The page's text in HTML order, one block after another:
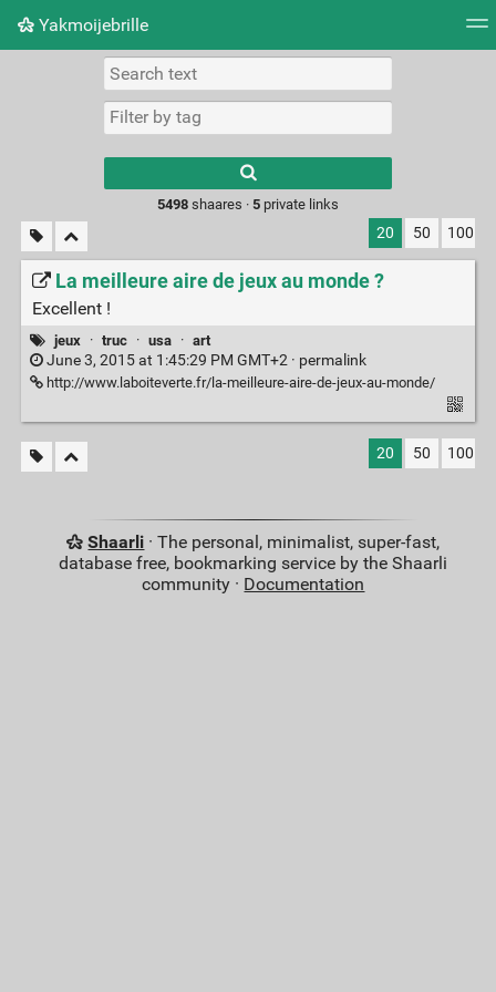
Yakmoijebrille
Picture wall
results.
5498shaares · 5private links
20 50 100
La meilleure aire de jeux au monde ?
Excellent !
jeux · truc · usa · art
June 3, 2015 at 1:45:29 PM GMT+2 · permalink
http://www.laboiteverte.fr/la-meilleure-aire-de-jeux-au-monde/
20 50 100
Shaarli · The personal, minimalist, super-fast,
database free, bookmarking service by the Shaarli
community · Documentation